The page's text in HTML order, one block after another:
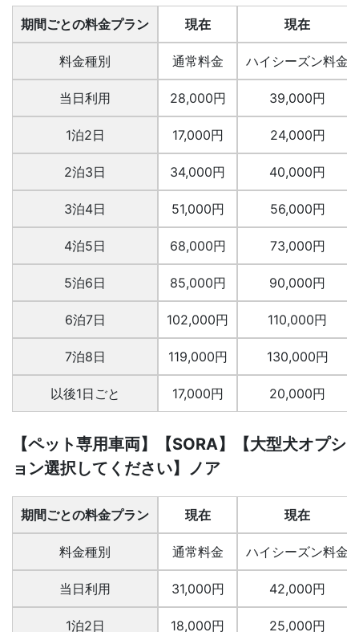
期間ごとの料金プラン
料金種別
当日利用
1泊2日
2泊3日
3泊4日
4泊5日
5泊6日
6泊7日
7泊8日
以後1日ごと
現在
通常料金
28,000円
17,000円
34,000円
51,000円
68,000円
85,000円
102,000円
119,000円
17,000円
現在
ハイシーズン料金
39,000円
24,000円
40,000円
56,000円
73,000円
90,000円
110,000円
130,000円
20,000円
【ペット専用車両】【SORA】【大型犬オプシ
ョン選択してください】ノア
期間ごとの料金プラン
料金種別
当日利用
1泊2日
現在
通常料金
31,000円
18,000円
現在
ハイシーズン料金
42,000円
25,000円